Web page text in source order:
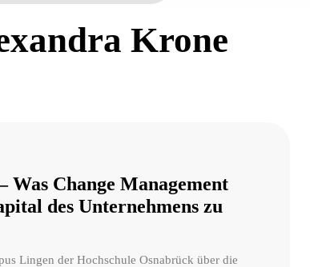
Krone
Was Change Management
des Unternehmens zu
Lingen der Hochschule Osnabrück über die